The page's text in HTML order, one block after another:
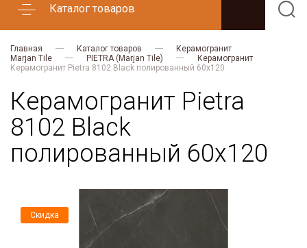
Каталог товаров
Главная Каталог товаров
Керамогранит
Marjan Tile
PIETRA (Marjan Tile)
Керамогранит
Керамогранит Pietra 8102 Black полированный 60x120
Керамогранит Pietra
8102 Black
полированный 60x120
Скидка